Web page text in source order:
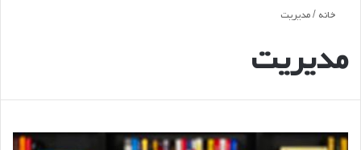
خانه /مدیریت
مدیریت